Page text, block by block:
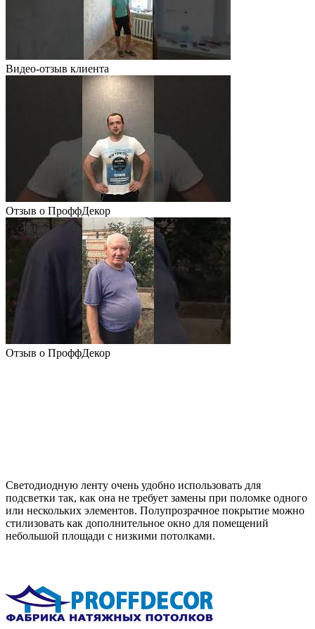
Видео-отзыв клиента
Отзыв о ПроффДекор
Отзыв о ПроффДекор
Светодиодную ленту очень удобно использовать для
подсветки так, как она не требует замены при поломке одного
или нескольких элементов. Полупрозрачное покрытие можно
стилизовать как дополнительное окно для помещений
небольшой площади с низкими потолками.